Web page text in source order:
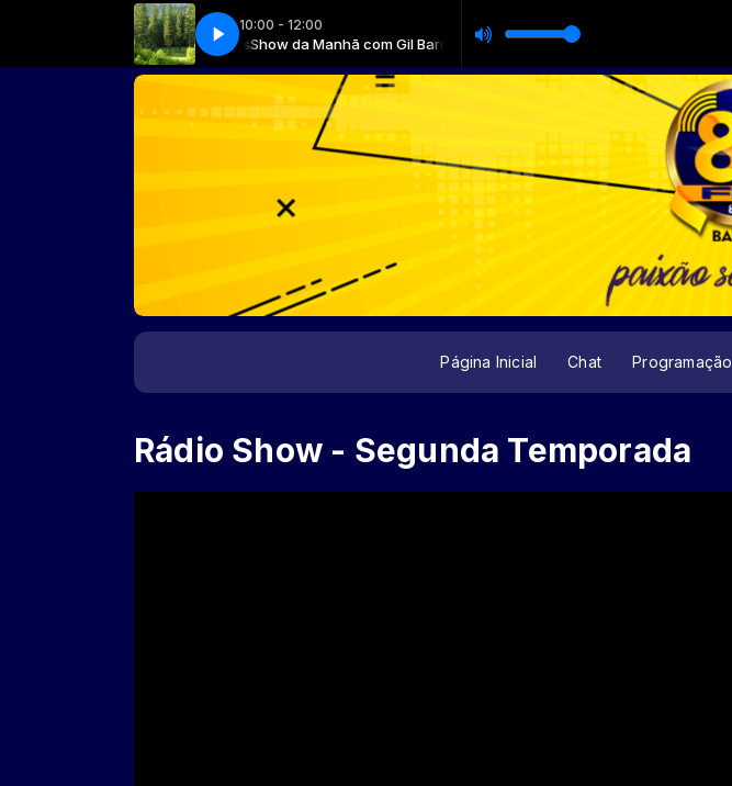
10:00 - 12:00
Show da Manhã com Gil Barros Show da Manhã com Gil Barros
Página Inicial Chat Programação
Rádio Show - Segunda Temporada